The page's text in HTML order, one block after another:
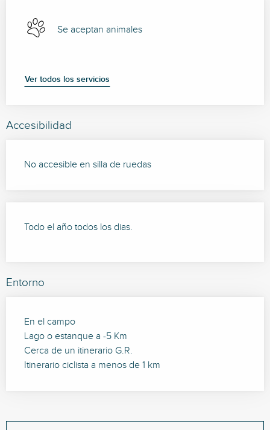
Se aceptan animales
Ver todos los servicios
Accesibilidad
No accesible en silla de ruedas
Todo el año todos los dias.
Entorno
En el campo
Lago o estanque a -5 Km
Cerca de un itinerario G.R.
Itinerario ciclista a menos de 1 km